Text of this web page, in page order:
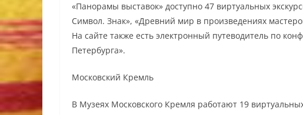
«Панорамы выставок» доступно 47 виртуальных
Символ. Знак», «Древний мир в произведениях
На сайте также есть электронный путеводитель по
Петербурга».
Московский Кремль
В Музеях Московского Кремля работают 19